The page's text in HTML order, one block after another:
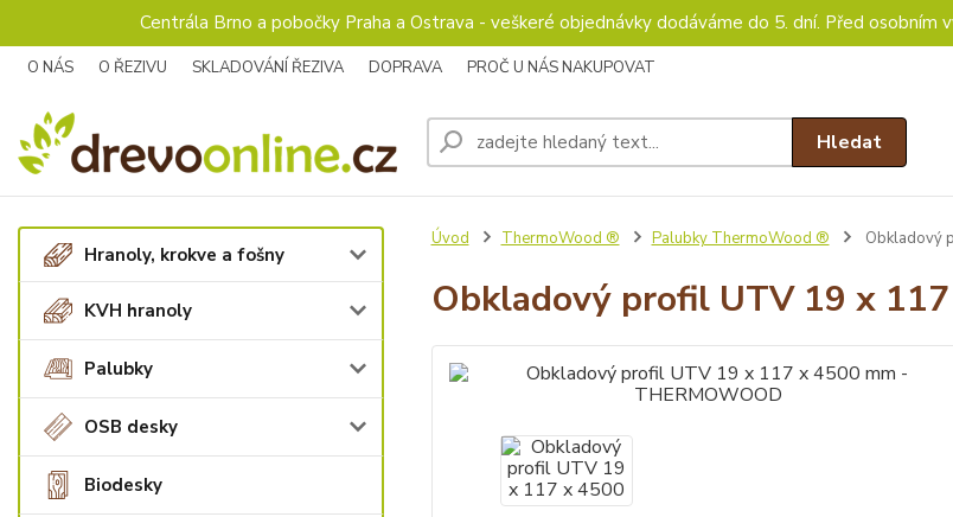
Centrála Brno a pobočky Praha a Ostrava - veškeré objednávky dodáváme do 5. dní. Před
O NÁS O ŘEZIVU SKLADOVÁNÍ ŘEZIVA DOPRAVA PROČ U NÁS NAKUPOVAT
Hledat
Hranoly, krokve a fošny
KVH hranoly
Palubky
OSB desky
Biodesky
Úvod ThermoWood ® Palubky ThermoWood ® Obkladový
Obkladový profil UTV 19 x